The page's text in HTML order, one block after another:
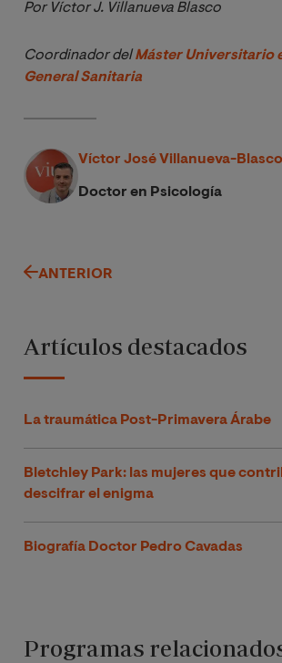
Por Víctor J. Villanueva Blasco
Coordinador del Máster Universitario
General Sanitaria
Víctor José Villanueva-Blasco
Doctor en Psicología
ANTERIOR
Artículos destacados
La traumática Post-Primavera Árabe
Bletchley Park: las mujeres que
descifrar el enigma
Biografía Doctor Pedro Cavadas
Programas